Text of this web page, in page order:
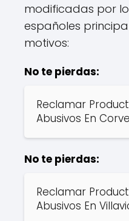
modificadas por
españoles
motivos:
No te pierdas:
Reclamar
Abusivos En
No te pierdas:
Reclamar
Abusivos En